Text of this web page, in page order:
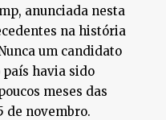
anunciada nesta
na história
um candidato
havia sido
meses das
de novembro.